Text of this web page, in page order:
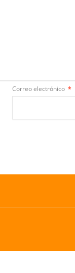
Correo electrónico *